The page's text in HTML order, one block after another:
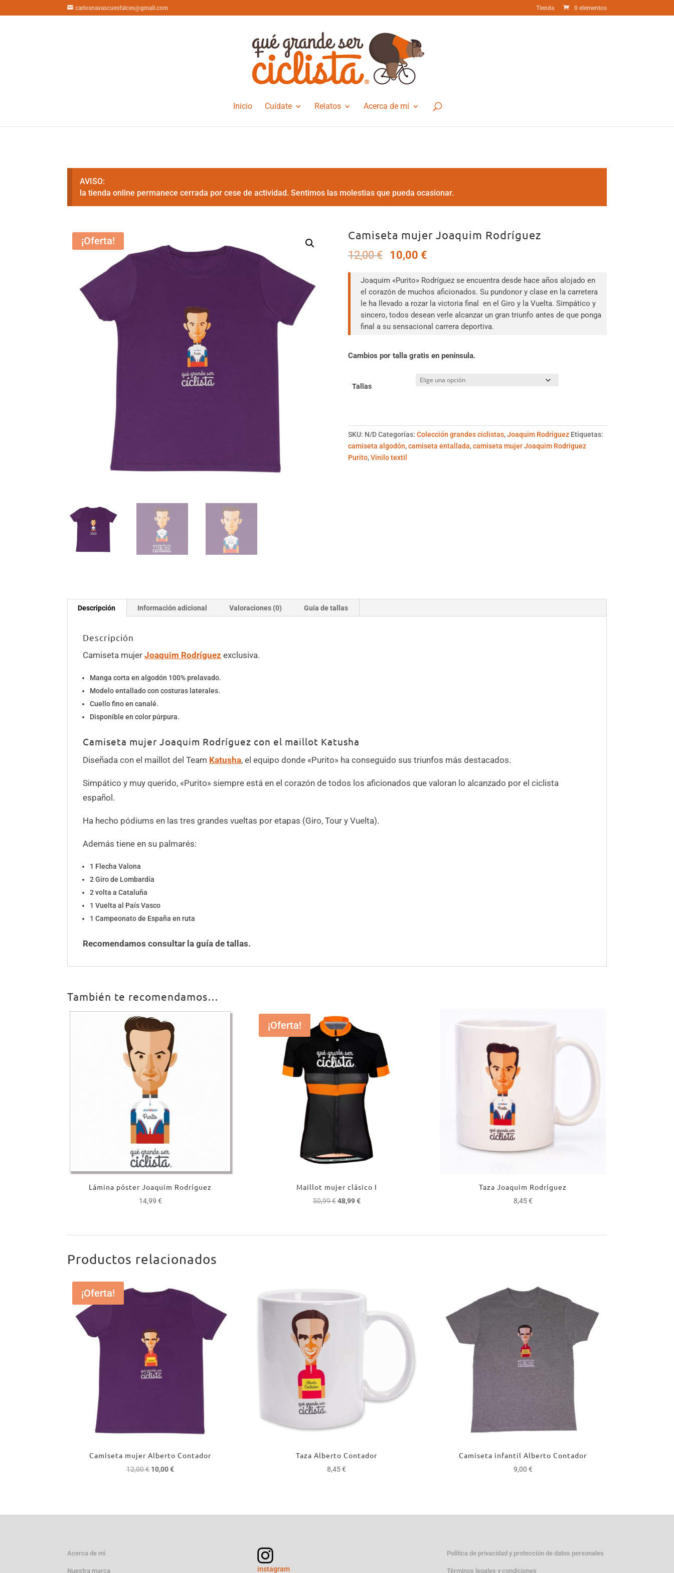
carlosnavascuesfalces@gmail.com Tienda 0 elementos
Inicio Cuídate Relatos Acerca de mí
AVISO:
la tienda online permanece cerrada por cese de actividad. Sentimos las molestias que pueda ocasionar.
¡Oferta! Camiseta mujer Joaquim Rodríguez
12,00€
El
original
era:
12,00 €.
10,00 €El
actual
es:
10,00 €.
Joaquim «Purito» Rodríguez se encuentra desde hace años alojado en
el corazón de muchos aficionados. Su pundonor y clase en la carretera
le ha llevado a rozar la victoria final en el Giro y la Vuelta. Simpático y
sincero, todos desean verle alcanzar un gran triunfo antes de que ponga
final a su sensacional carrera deportiva.
Cambios por talla gratis en península.
Tallas
SKU: N/D Categorías: Colección grandes ciclistas,Joaquim Rodríguez Etiquetas:
camiseta algodón,camiseta entallada,camiseta mujer Joaquim Rodriguez
Purito,Vinilo textil
Descripción Información adicional Valoraciones (0) Guía de tallas
Descripción
Camiseta mujerJoaquim Rodríguez exclusiva.
Manga corta en algodón 100% prelavado.
Modelo entallado con costuras laterales.
Cuello fino en canalé.
Disponible en color púrpura.
Camiseta mujer Joaquim Rodríguez con el maillot Katusha
Diseñada con el maillot del Team Katusha, el equipo donde «Purito» ha conseguido sus triunfos más destacados.
Simpático y muy querido, «Purito» siempre está en el corazón de todos los aficionados que valoran lo alcanzado por el ciclista
español.
Ha hecho pódiums en las tres grandes vueltas por etapas (Giro, Tour y Vuelta).
Además tiene en su palmarés:
1 Flecha Valona
2 Giro de Lombardía
2 volta a Cataluña
1 Vuelta al País Vasco
1 Campeonato de España en ruta
Recomendamos consultar la guía de tallas.
También te recomendamos…
Lámina póster Joaquim Rodríguez
14,99 €
¡Oferta!
Maillot mujer clásico I
50,99€ El
era:
48,99€El
es:
Taza Joaquim Rodríguez
8,45€
Productos relacionados
¡Oferta!
Camiseta mujer Alberto Contador
12,00€ El
12,00 €.
10,00€El
10,00 €.
Taza Alberto Contador
8,45€
Camiseta infantil Alberto Contador
9,00 €
Acerca de mí
Nuestra marca instagram
Política de privacidad y protección de datos personales
Términos legales y condiciones